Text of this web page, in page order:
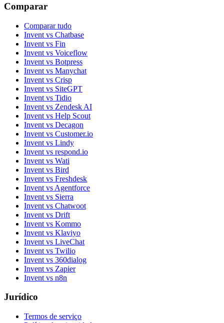
Comparar
Comparar tudo
Invent vs Chatbase
Invent vs Fin
Invent vs Voiceflow
Invent vs Botpress
Invent vs Manychat
Invent vs Crisp
Invent vs SiteGPT
Invent vs Tidio
Invent vs Zendesk AI
Invent vs Help Scout
Invent vs Decagon
Invent vs Customer.io
Invent vs Lindy
Invent vs respond.io
Invent vs Wati
Invent vs Bird
Invent vs Freshdesk
Invent vs Agentforce
Invent vs Sierra
Invent vs Chatwoot
Invent vs Drift
Invent vs Kommo
Invent vs Klaviyo
Invent vs LiveChat
Invent vs Twilio
Invent vs 360dialog
Invent vs Zapier
Invent vs n8n
Jurídico
Termos de serviço